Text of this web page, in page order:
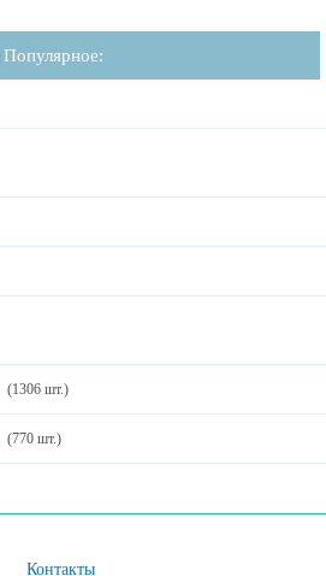
Популярное:
(1306 шт.)
(770 шт.)
Контакты